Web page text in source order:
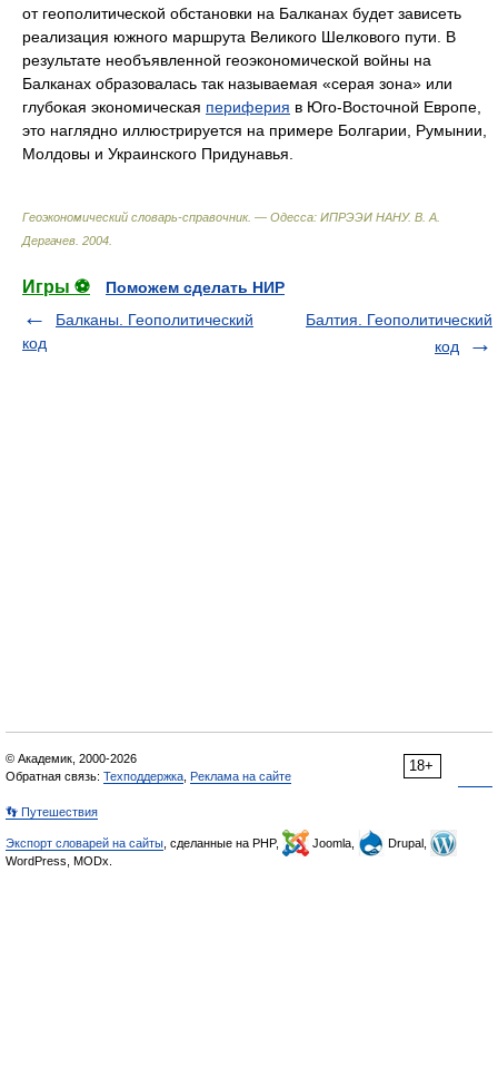
от геополитической обстановки на Балканах будет зависеть
реализация южного маршрута Великого Шелкового пути. В
результате необъявленной геоэкономической войны на
Балканах образовалась так называемая «серая зона» или
глубокая экономическая периферия в Юго-Восточной Европе,
это наглядно иллюстрируется на примере Болгарии, Румынии,
Молдовы и Украинского Придунавья.
Геоэкономический словарь-справочник. — Одесса: ИПРЭЭИ НАНУ. В. А.
Дергачев 2004
Игры ⚽
Поможем сделать НИР
Балканы. Геополитический
код
Балтия. Геополитический
код
18+
© Академик, 2000-2026
Обратная связь: Техподдержка Реклама на сайте
👣 Путешествия
Экспорт словарей на сайты , сделанные на PHP, Joomla,
Drupal,
WordPress, MODx.